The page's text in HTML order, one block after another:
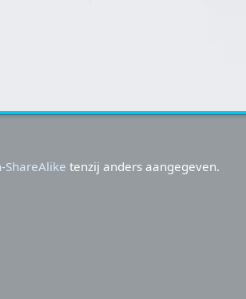
ShareAlike tenzij anders aangegeven.